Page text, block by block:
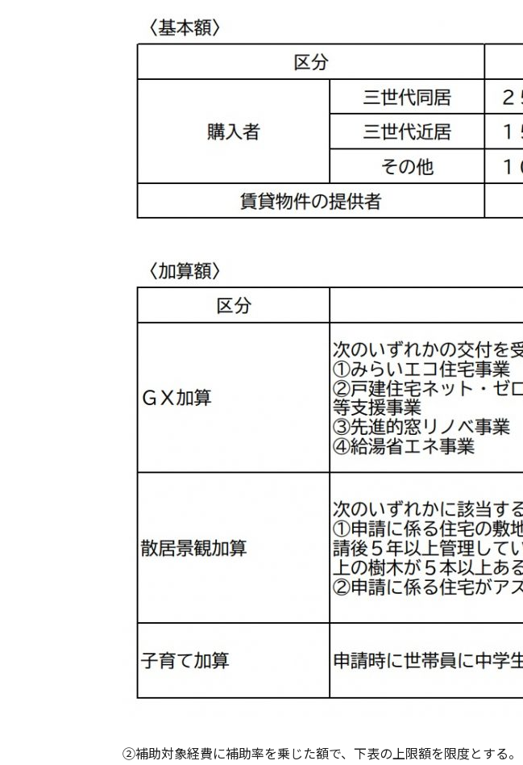
②補助対象経費に補助率を乗じた額で、下表の上限額を限度とする。